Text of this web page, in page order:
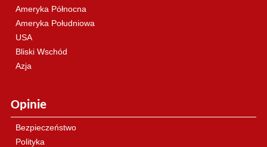
Ameryka Północna
Ameryka Południowa
USA
Bliski Wschód
Azja
Opinie
Bezpieczeństwo
Polityka